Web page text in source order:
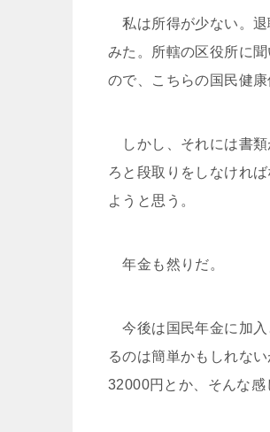
私は所得が少ない。退
みた。所轄の区役所に
ので、こちらの国民健
しかし、それには書類
ろと段取りをしなけれ
ようと思う。
年金も然りだ。
今後は国民年金に加入
るのは簡単かもしれな
32000円とか、そんな感